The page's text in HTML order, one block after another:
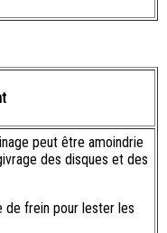
peut être amoindrie
des disques et des
de frein pour lester les